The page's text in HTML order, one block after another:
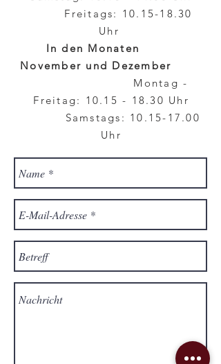
Freitags: 10.15-18.30
Uhr
In den Monaten
November und Dezember
Montag -
Freitag: 10.15 - 18.30 Uhr
Samstags: 10.15-17.00
Uhr